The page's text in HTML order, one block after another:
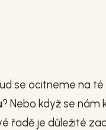
se ocitneme na
? Nebo když se nám
řadě je důležité